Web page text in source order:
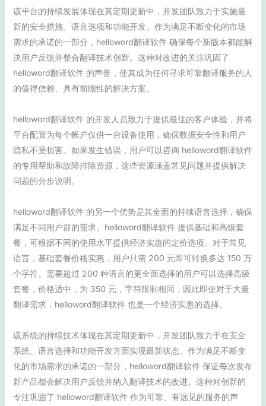
该平台的持续发展体现在其定期更新中，开发团队致力于实施最
新的安全措施、语言选项和功能开发。作为满足不断变化的市场
需求的承诺的一部分，helloword翻译软件 确保每个新版本都能解
决用户反馈并整合翻译技术创新。这种对改进的关注巩固了
helloword翻译软件 的声誉，使其成为任何寻求可靠翻译服务的人
的值得信赖、具有前瞻性的解决方案。
helloword翻译软件 的开发人员致力于提供最佳的客户体验，并将
平台配置为每个帐户仅供一台设备使用，确保数据安全性和用户
隐私不受损害。如果发生错误，用户可以咨询 helloword翻译软件
的专用帮助和故障排除资源，这些资源涵盖常见问题并提供解决
问题的分步说明。
helloword翻译软件 的另一个优势是其全面的持续语言选择，确保
满足不同用户群的需求。helloword翻译软件 提供基础和高级套
餐，可根据不同的使用水平提供经济实惠的定价选项。对于常见
语言，基础套餐价格实惠，用户只需 200 元即可转换多达 150 万
个字符。需要超过 200 种语言的更全面选择的用户可以选择高级
套餐，价格适中，为 350 元，字符限制相同，因此即使对于大量
翻译需求，helloword翻译软件 也是一个经济实惠的选择。
该系统的持续技术体现在其定期更新中，开发团队致力于在安全
系统、语言选择和功能开发方面实现最新状态。作为满足不断变
化的市场需求的承诺的一部分，helloword翻译软件 保证每次发布
新产品都会解决用户反馈并纳入翻译技术的改进。这种对创新的
专注巩固了 helloword翻译软件 作为可靠、有远见的服务的声